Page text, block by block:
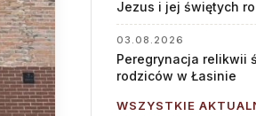
Jezus i jej świętych
03.08.2026
Peregrynacja relikwii
rodziców w Łasinie
WSZYSTKIE